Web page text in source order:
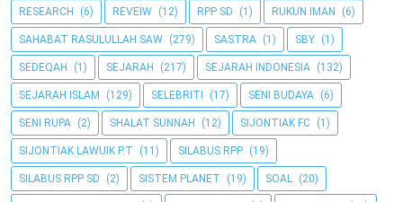
RESEARCH (6) REVEIW (12) RPP SD (1) RUKUN IMAN (6)
SAHABAT RASULULLAH SAW (279) SASTRA (1) SBY (1)
SEDEQAH (1) SEJARAH (217) SEJARAH INDONESIA (132)
SEJARAH ISLAM (129) SELEBRITI (17) SENI BUDAYA (6)
SENI RUPA (2) SHALAT SUNNAH (12) SIJONTIAK FC (1)
SIJONTIAK LAWUIK P.T (11) SILABUS RPP (19)
SILABUS RPP SD (2) SISTEM PLANET (19) SOAL (20)